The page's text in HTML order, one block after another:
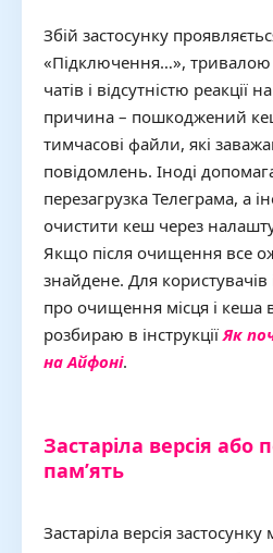
Збій застосунку
«Підключення…»,
чатів і відсутністю реакції
причина – пошкоджений кеш
тимчасові файли, які
повідомлень. Іноді
перезагрузка Телеграма, а
очистити кеш через
Якщо після очищення все
знайдене. Для
про очищення місця і кеша
розбираю в інструкціїЯк
на Айфоні.
Застаріла версія або
пам’ять
Застаріла версія